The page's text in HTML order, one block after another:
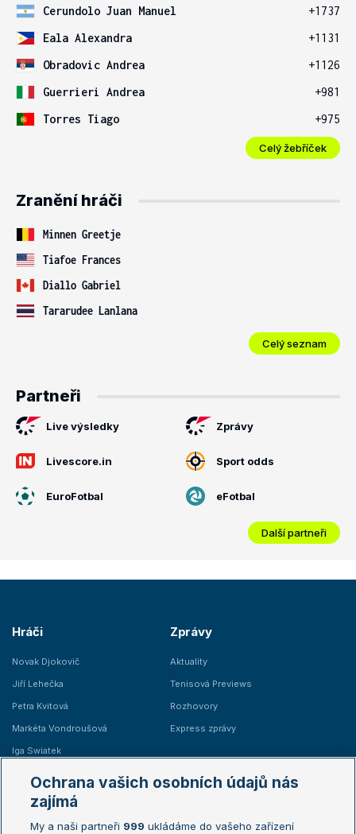
Cerundolo Juan Manuel
+1737
Eala Alexandra
+1131
Obradovic Andrea
+1126
Guerrieri Andrea
+981
Torres Tiago
+975
Celý žebříček
Zranění hráči
Minnen Greetje
Tiafoe Frances
Diallo Gabriel
Tararudee Lanlana
Celý seznam
Partneři
Live výsledky Zprávy
Livescore.in Sport odds
EuroFotbal eFotbal
Další partneři
Hráči
Novak Djokovič
Jiří Lehečka
Petra Kvitová
Markéta Vondroušová
Iga Swiatek
Zprávy
Aktuality
Tenisová Previews
Rozhovory
Express zprávy
Žebříčky
Žebříček ATP (muži)
Australian Open
Ochrana vašich osobních údajů nás
zajímá
My a naši partneři 999 ukládáme do vašeho zařízení